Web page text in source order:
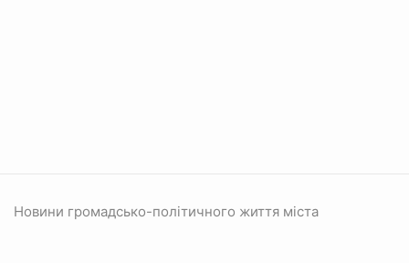
Новини громадсько-політичного життя міста